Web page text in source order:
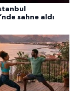
sahne aldı